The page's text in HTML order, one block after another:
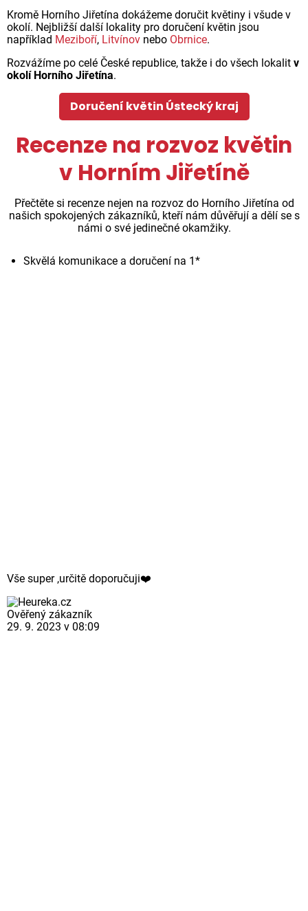
Kromě Horního Jiřetína dokážeme doručit květiny i všude v
okolí. Nejbližší další lokality pro doručení květin jsou
například Meziboří, Litvínov nebo Obrnice.
Rozvážíme po celé České republice, takže i do všech lokalit v
okolí Horního Jiřetína.
Doručení květin Ústecký kraj
Recenze na rozvoz květin
v Horním Jiřetíně
Přečtěte si recenze nejen na rozvoz do Horního Jiřetína od
našich spokojených zákazníků, kteří nám důvěřují a dělí se s
námi o své jedinečné okamžiky.
Skvělá komunikace a doručení na 1*
Vše super ,určitě doporučuji❤️
Ověřený zákazník
29. 9. 2023 v 08:09